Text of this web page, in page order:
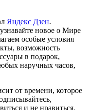
Яндекс Дзен.
новое о Мире
особые условия
возможность
в подарок,
наручных часов,
от времени, которое
и не нравиться.